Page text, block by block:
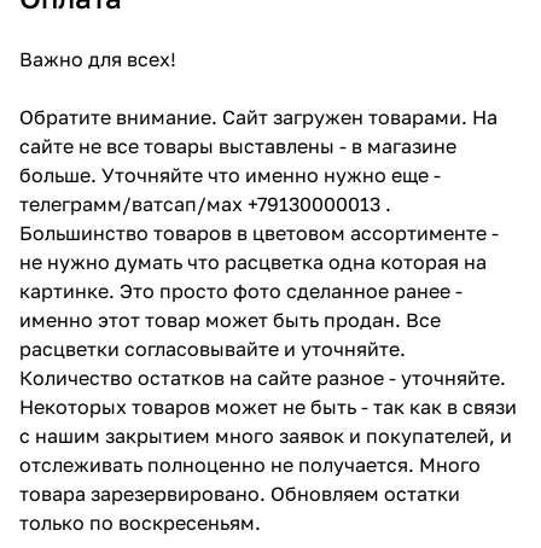
Важно для всех!
Обратите внимание. Сайт загружен товарами. На
сайте не все товары выставлены - в магазине
больше. Уточняйте что именно нужно еще -
телеграмм/ватсап/мах +79130000013 .
Большинство товаров в цветовом ассортименте -
не нужно думать что расцветка одна которая на
картинке. Это просто фото сделанное ранее -
именно этот товар может быть продан. Все
расцветки согласовывайте и уточняйте.
Количество остатков на сайте разное - уточняйте.
Некоторых товаров может не быть - так как в связи
с нашим закрытием много заявок и покупателей, и
отслеживать полноценно не получается. Много
товара зарезервировано. Обновляем остатки
только по воскресеньям.